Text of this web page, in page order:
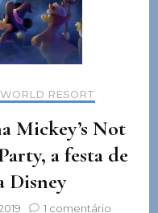
RESORT
Mickey’s Not
a festa de
Disney
1 comentário